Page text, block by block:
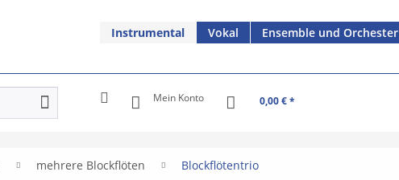
Instrumental Vokal Ensemble und Orchester
Mein Konto 0,00 € *
mehrere Blockflöten Blockflötentrio